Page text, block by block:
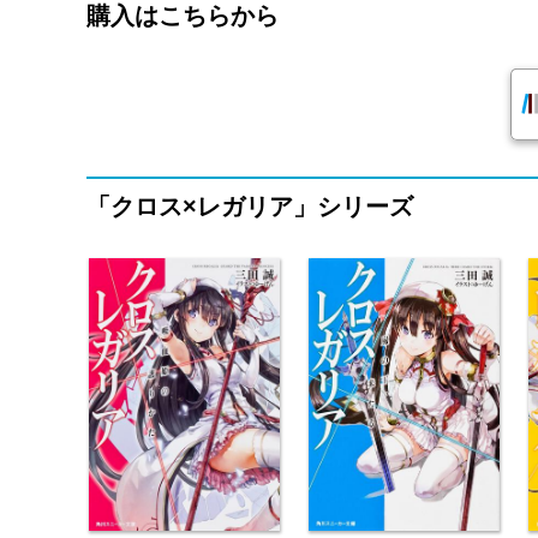
購入はこちらから
「クロス×レガリア」シリーズ